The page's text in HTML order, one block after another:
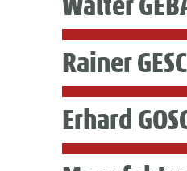
Rainer
Erhard